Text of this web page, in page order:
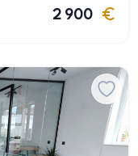
2 900